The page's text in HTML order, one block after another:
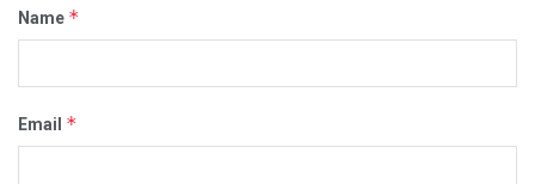
Name *
Email *